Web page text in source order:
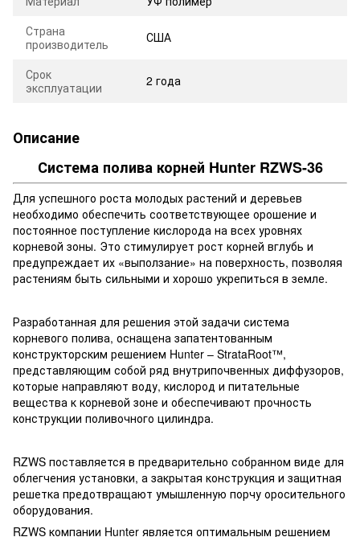
Страна
производитель
США
Срок
эксплуатации
2 года
Описание
Система полива корней Hunter RZWS-36
Для успешного роста молодых растений и деревьев
необходимо обеспечить соответствующее орошение и
постоянное поступление кислорода на всех уровнях
корневой зоны. Это стимулирует рост корней вглубь и
предупреждает их «выползание» на поверхность, позволяя
растениям быть сильными и хорошо укрепиться в земле.
Разработанная для решения этой задачи система
корневого полива, оснащена запатентованным
конструкторским решением Hunter – StrataRoot™,
представляющим собой ряд внутрипочвенных диффузоров,
которые направляют воду, кислород и питательные
вещества к корневой зоне и обеспечивают прочность
конструкции поливочного цилиндра.
RZWS поставляется в предварительно собранном виде для
облегчения установки, а закрытая конструкция и защитная
решетка предотвращают умышленную порчу оросительного
оборудования.
RZWS компании Hunter является оптимальным решением